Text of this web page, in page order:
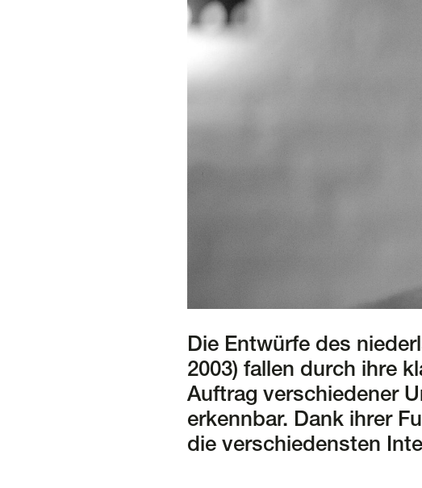
Die Entwürfe des
2003) fallen durch ihre
Auftrag verschiedener
erkennbar. Dank ihrer
die verschiedensten